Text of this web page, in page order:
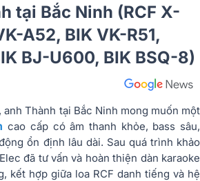
tại Bắc Ninh (RCF X-
A52, BIK VK-R51,
BJ-U600, BIK BSQ-8)
anh Thành tại Bắc Ninh mong muốn một
cao cấp có âm thanh khỏe, bass sâu,
ổn định lâu dài. Sau quá trình khảo
đã tư vấn và hoàn thiện dàn karaoke
kết hợp giữa loa RCF danh tiếng và hệ